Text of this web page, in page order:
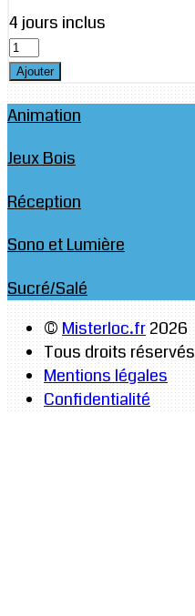
4 jours inclus
Animation
Jeux Bois
Réception
Sono et Lumière
Sucré/Salé
©Misterloc.fr2026
Tous droits réservés
Mentions légales
Confidentialité